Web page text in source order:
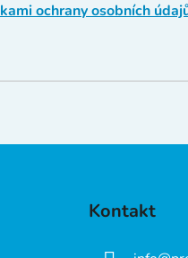
ochrany osobních
Kontakt